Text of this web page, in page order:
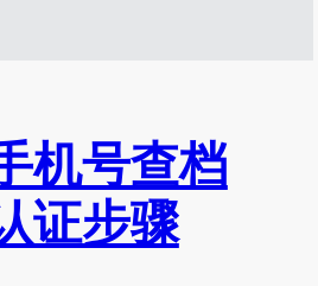
机号查档
证步骤